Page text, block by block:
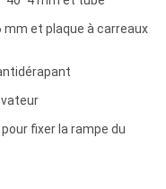
mm et plaque à carreaux
fixer la rampe du